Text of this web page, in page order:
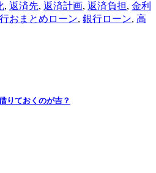
, 返済先, 返済計画, 返済負担, 金利
おまとめローン, 銀行ローン, 高
りておくのが吉？